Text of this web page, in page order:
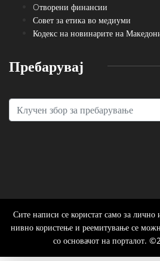
Oтворени финансии
Совет за етика во медиуми
Кодекс на новинарите на
Пребарувај
Сите написи се користат само за
нивно користење и реемитување се
со основачот на порталот.